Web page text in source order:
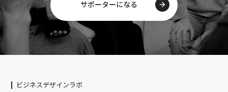
サポーターになる
ビジネスデザインラボ